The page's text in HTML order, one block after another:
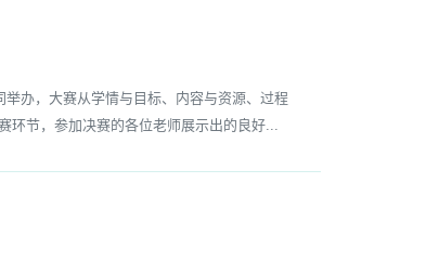
办，大赛从学情与目标、内容与资源、过程
环节，参加决赛的各位老师展示出的良好...